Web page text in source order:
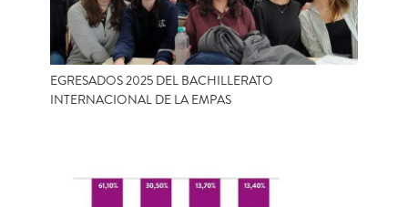
EGRESADOS 2025 DEL BACHILLERATO
INTERNACIONAL DE LA EMPAS